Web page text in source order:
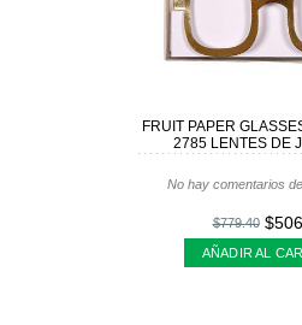
FRUIT PAPER
2785 LENTES DE
No hay comentarios
$779.40
AÑADIR AL